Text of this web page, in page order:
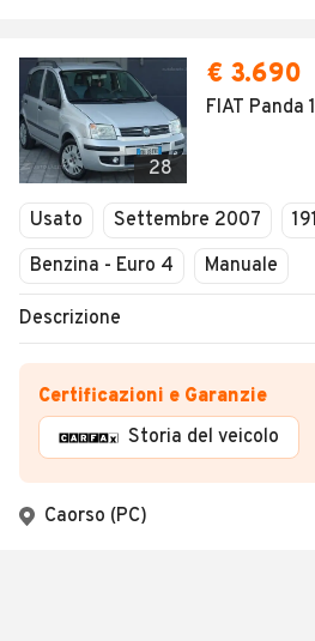
28
€ 3.690
FIAT Panda
Usato Settembre 2007
Benzina - Euro 4
Manuale
Descrizione
Certificazioni e Garanzie
Storia del veicolo
Caorso (PC)